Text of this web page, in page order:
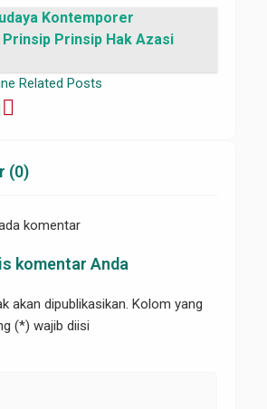
Kontemporer
Prinsip Hak Azasi
Related Posts
(0)
komentar
komentar Anda
akan dipublikasikan. Kolom yang
(*) wajib diisi